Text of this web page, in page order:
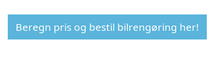
Beregn pris og bestil bilrengøring her!